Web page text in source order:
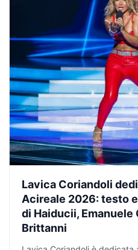
Lavica Coriandoli
Acireale 2026: testo
di Haiducii,
Brittanni